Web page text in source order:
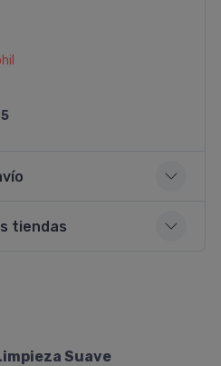
tiendas
Suave